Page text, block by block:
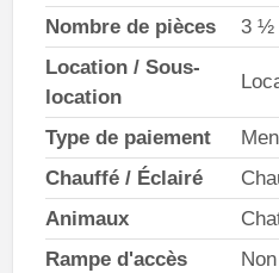
Nombre de pièces
3 ½
Location / Sous-
location
Type de paiement
Chauffé / Éclairé
Animaux
Rampe d'accès
Non